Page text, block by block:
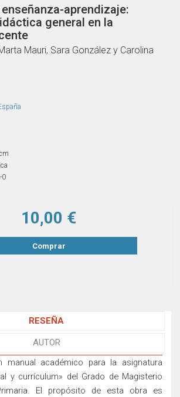
aprendizaje:
general en la
Mauri, Sara González y Carolina
0
10,00 €
Comprar
RESEÑA
AUTOR
manual académico para la asignatura
y currículum» del Grado de Magisterio
El propósito de esta obra es